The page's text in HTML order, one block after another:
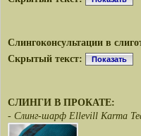
Слингоконсультации в
Скрытый текст:
Показать
СЛИНГИ В ПРОКАТЕ:
- Слинг-шарф Ellevill Karma